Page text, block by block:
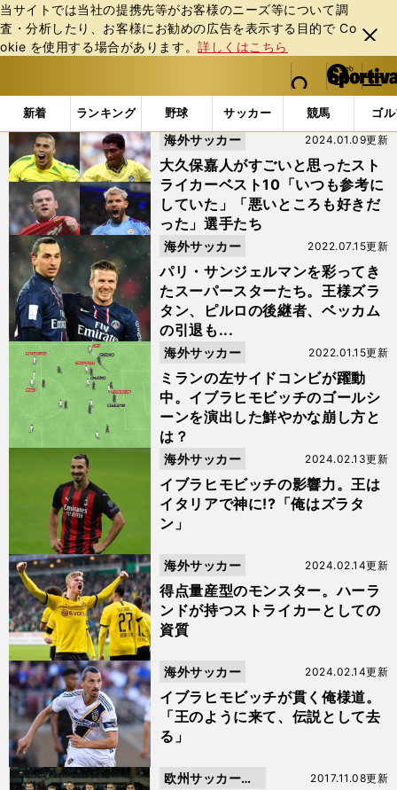
当サイトでは当社の提携先等がお客様のニーズ等について調
査・分析したり、お客様にお勧めの広告を表⽰する⽬的で Co
okie を使⽤する場合があります。詳しくはこちら
閉じ
る
web Sportiva (webスポルティーバ)
検索
マイペ
ー
ジ
メニュ
新着 ランキング 野球 サッカー 競馬 ゴ
b
ス
ポ
ル
テ
ィ
ー
バ
「#イブラヒモビッチ」の最新ニュース・ 情報
大久保嘉人がすごいと思ったスト
ライカーベスト10「いつも参考に
していた」「悪いところも好きだ
った」選手たち
2024.01.09更新
海外サッカー
パリ・サンジェルマンを彩ってき
たスーパースターたち。王様ズラ
タン、ピルロの後継者、ベッカム
の引退も...
2022.07.15更新
海外サッカー
ミランの左サイドコンビが躍動
中。イブラヒモビッチのゴールシ
ーンを演出した鮮やかな崩し方と
は？
2022.01.15更新
海外サッカー
イブラヒモビッチの影響力。王は
イタリアで神に!?「俺はズラタ
ン」
2024.02.13更新
海外サッカー
得点量産型のモンスター。ハーラ
ンドが持つストライカーとしての
資質
2024.02.14更新
海外サッカー
イブラヒモビッチが貫く俺様道。
「王のように来て、伝説として去
る」
2024.02.14更新
海外サッカー
2017.11.08更新
欧州サッカーニ